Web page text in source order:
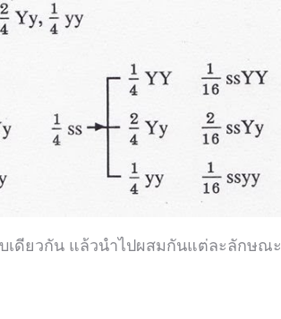
เดียวกัน แล้วนำไปผสมกันแต่ละลักษณะ